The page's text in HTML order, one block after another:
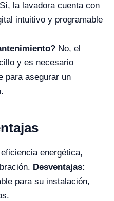
Sí, la lavadora cuenta con
intuitivo y programable
No, el
y es necesario
para asegurar un
energética,
Desventajas:
para su instalación,